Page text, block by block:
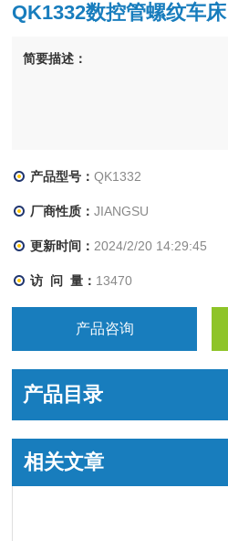
QK1332数控管螺纹车床
简要描述：
产品型号：QK1332
厂商性质：JIANGSU
更新时间： 2024/2/20 14:29:45
访 问 量： 13470
产品咨询
产品目录
相关文章